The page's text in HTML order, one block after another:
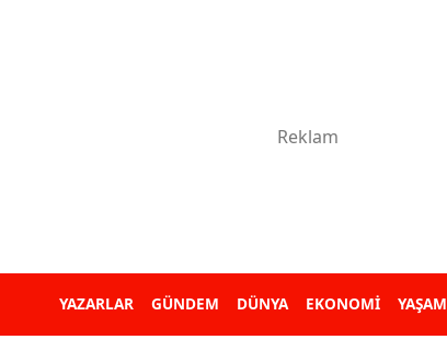
YAZARLAR GÜNDEM DÜNYA EKONOMİ YAŞAM